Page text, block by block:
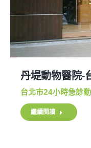
丹堤動物醫院-
台北市24小時急診
繼續閱讀